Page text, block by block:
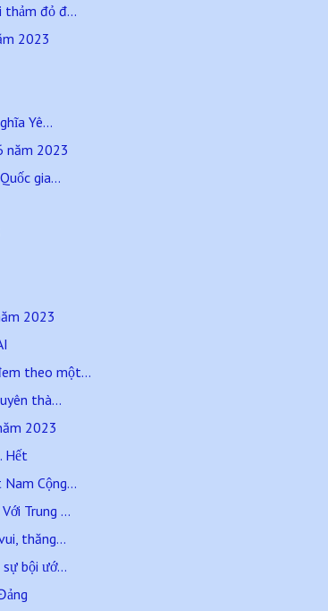
thảm đỏ đ...
2023
Yê...
năm 2023
gia...
2023
theo một...
thà...
2023
Hết
Cộng...
Trung ...
thăng...
bội ướ...